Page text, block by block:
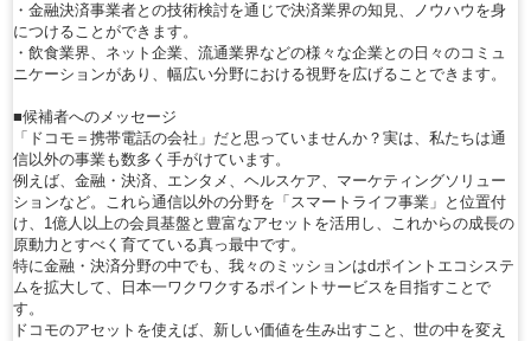
・金融決済事業者との技術検討を通じで決済業界の知見、ノウハウを身
につけることができます。
・飲食業界、ネット企業、流通業界などの様々な企業との日々のコミュ
ニケーションがあり、幅広い分野における視野を広げることできます。
■候補者へのメッセージ
「ドコモ＝携帯電話の会社」だと思っていませんか？実は、私たちは通
信以外の事業も数多く手がけています。
例えば、金融・決済、エンタメ、ヘルスケア、マーケティングソリュー
ションなど。これら通信以外の分野を「スマートライフ事業」と位置付
け、1億人以上の会員基盤と豊富なアセットを活用し、これからの成長の
原動力とすべく育てている真っ最中です。
特に金融・決済分野の中でも、我々のミッションはdポイントエコシステ
ムを拡大して、日本一ワクワクするポイントサービスを目指すことで
す。
ドコモのアセットを使えば、新しい価値を生み出すこと、世の中を変え